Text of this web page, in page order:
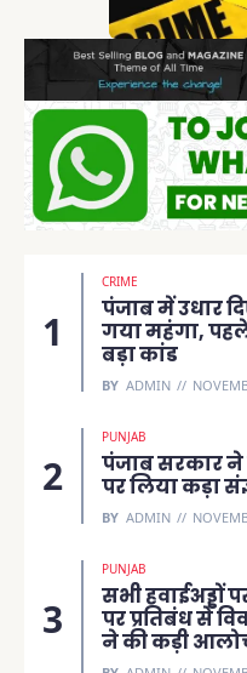
CRIME
पंजाब में उधार
गया महंगा,
बड़ा कांड
BY ADMIN
PUNJAB
पंजाब सरकार ने
पर लिया कड़ा
BY ADMIN
PUNJAB
सभी हवाईअड्डों
पर प्रतिबंध से
ने की कड़ी